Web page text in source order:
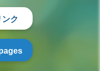
ンク